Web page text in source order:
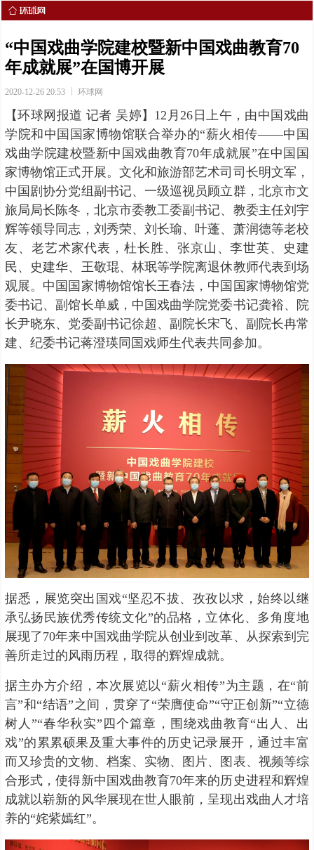
“中国戏曲学院建校暨新中国戏曲教育70
年成就展”在国博开展
2020-12-26 20:53 环球网
【环球网报道 记者 吴婷】12月26日上午，由中国戏曲
学院和中国国家博物馆联合举办的“薪火相传——中国
戏曲学院建校暨新中国戏曲教育70年成就展”在中国国
家博物馆正式开展。文化和旅游部艺术司司长明文军，
中国剧协分党组副书记、一级巡视员顾立群，北京市文
旅局局长陈冬，北京市委教工委副书记、教委主任刘宇
辉等领导同志，刘秀荣、刘长瑜、叶蓬、萧润德等老校
友、老艺术家代表，杜长胜、张京山、李世英、史建
民、史建华、王敬琨、林珉等学院离退休教师代表到场
观展。中国国家博物馆馆长王春法，中国国家博物馆党
委书记、副馆长单威，中国戏曲学院党委书记龚裕、院
长尹晓东、党委副书记徐超、副院长宋飞、副院长冉常
建、纪委书记蒋澄瑛同国戏师生代表共同参加。
据悉，展览突出国戏“坚忍不拔、孜孜以求，始终以继
承弘扬民族优秀传统文化”的品格，立体化、多角度地
展现了70年来中国戏曲学院从创业到改革、从探索到完
善所走过的风雨历程，取得的辉煌成就。
据主办方介绍，本次展览以“薪火相传”为主题，在“前
言”和“结语”之间，贯穿了“荣膺使命”“守正创新”“立德
树人”“春华秋实”四个篇章，围绕戏曲教育“出人、出
戏”的累累硕果及重大事件的历史记录展开，通过丰富
而又珍贵的文物、档案、实物、图片、图表、视频等综
合形式，使得新中国戏曲教育70年来的历史进程和辉煌
成就以崭新的风华展现在世人眼前，呈现出戏曲人才培
养的“姹紫嫣红”。